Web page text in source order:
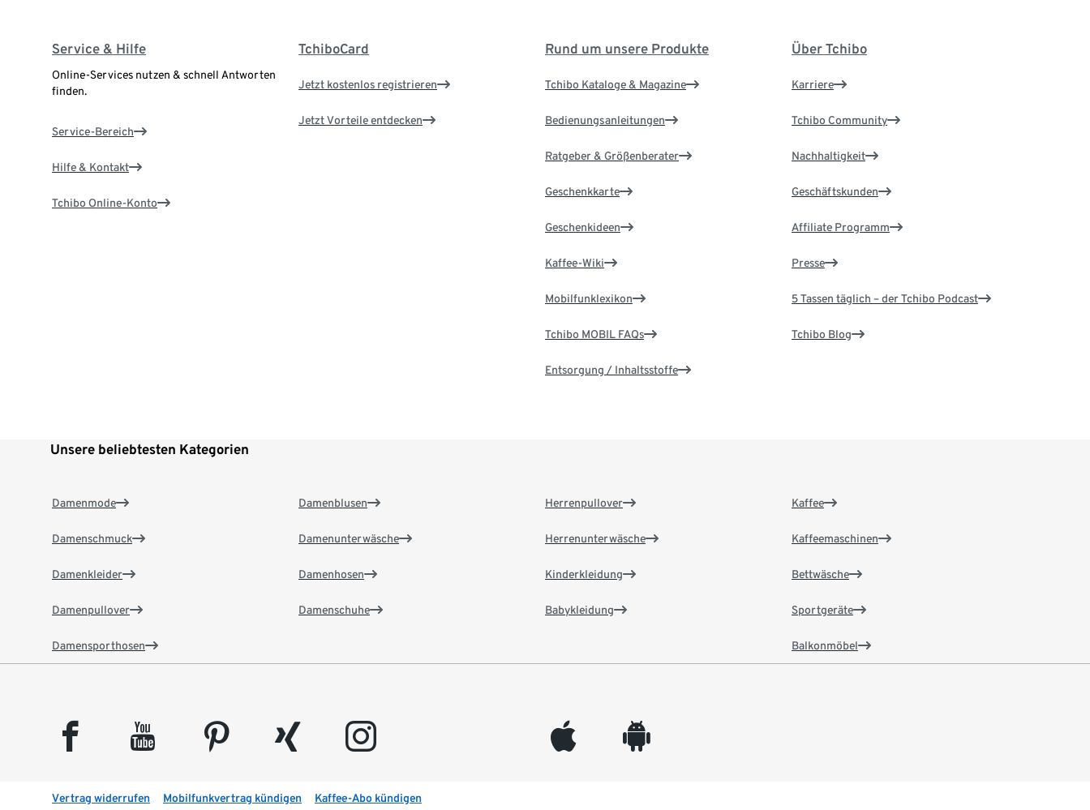
Service & Hilfe
Online-Services nutzen & schnell Antworten
finden.
Service-Bereich
Hilfe & Kontakt
Tchibo Online-Konto
TchiboCard
Jetzt kostenlos registrieren
Jetzt Vorteile entdecken
Rund um unsere Produkte
Tchibo Kataloge & Magazine
Bedienungsanleitungen
Ratgeber & Größenberater
Geschenkkarte
Geschenkideen
Kaffee-Wiki
Mobilfunklexikon
Tchibo MOBIL FAQs
Entsorgung / Inhaltsstoffe
Über Tchibo
Karriere
Tchibo Community
Nachhaltigkeit
Geschäftskunden
Affiliate Programm
Presse
5 Tassen täglich – der Tchibo Podcast
Tchibo Blog
Unsere beliebtesten Kategorien
Damenmode
Damenschmuck
Damenkleider
Damenpullover
Damensporthosen
Damenblusen
Damenunterwäsche
Damenhosen
Damenschuhe
Herrenpullover
Herrenunterwäsche
Kinderkleidung
Babykleidung
Kaffee
Kaffeemaschinen
Bettwäsche
Sportgeräte
Balkonmöbel
facebook youtube pinterest xing instagram appleinc android
Vertrag widerrufen Mobilfunkvertrag kündigen Kaffee-Abo kündigen